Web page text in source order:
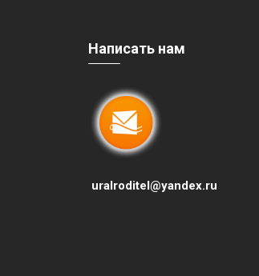
Написать нам
uralroditel@yandex.ru